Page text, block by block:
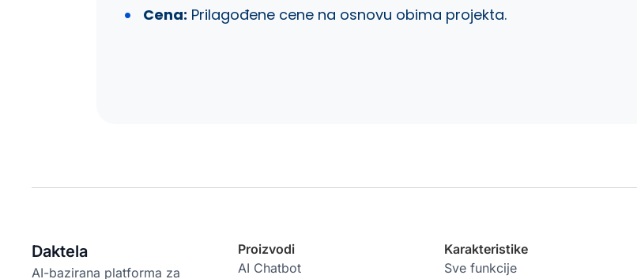
Cena: Prilagođene cene na osnovu obima projekta.
Daktela
AI-bazirana platforma za
Proizvodi
AI Chatbot
Karakteristike
Sve funkcije